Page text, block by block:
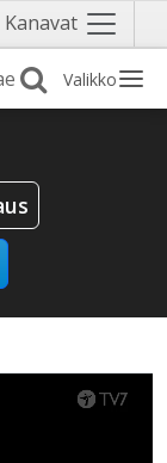
Kanavat Näytä
valikko
Valikko